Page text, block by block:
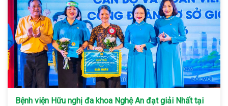
Bệnh viện Hữu nghị đa khoa Nghệ An đạt giải Nhất tại